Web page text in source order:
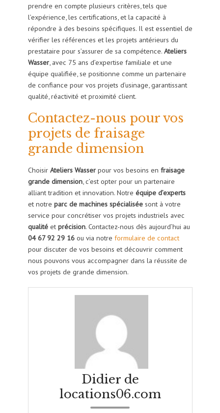
prendre en compte plusieurs critères, tels que
l’expérience, les certifications, et la capacité à
répondre à des besoins spécifiques. Il est essentiel de
vérifier les références et les projets antérieurs du
prestataire pour s’assurer de sa compétence. Ateliers
Wasser, avec 75 ans d’expertise familiale et une
équipe qualifiée, se positionne comme un partenaire
de confiance pour vos projets d’usinage, garantissant
qualité, réactivité et proximité client.
Contactez-nous pour vos
projets de fraisage
grande dimension
Choisir Ateliers Wasserpour vos besoins en fraisage
grande dimension, c’est opter pour un partenaire
alliant tradition et innovation. Notre équipe d’experts
et notre parc de machines spécialiséesont à votre
service pour concrétiser vos projets industriels avec
qualitéet précision. Contactez-nous dès aujourd’hui au
04 67 92 29 16ou via notre formulaire de contact
pour discuter de vos besoins et découvrir comment
nous pouvons vous accompagner dans la réussite de
vos projets de grande dimension.
Didier de
locations06.com